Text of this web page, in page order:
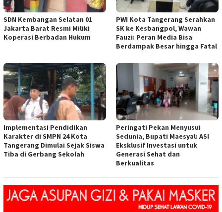
SDN Kembangan Selatan 01
Jakarta Barat Resmi Miliki
Koperasi Berbadan Hukum
PWI Kota Tangerang Serahkan
SK ke Kesbangpol, Wawan
Fauzi: Peran Media Bisa
Berdampak Besar hingga Fatal
Implementasi Pendidikan
Karakter di SMPN 24 Kota
Tangerang Dimulai Sejak Siswa
Tiba di Gerbang Sekolah
Peringati Pekan Menyusui
Sedunia, Bupati Maesyal: ASI
Eksklusif Investasi untuk
Generasi Sehat dan
Berkualitas